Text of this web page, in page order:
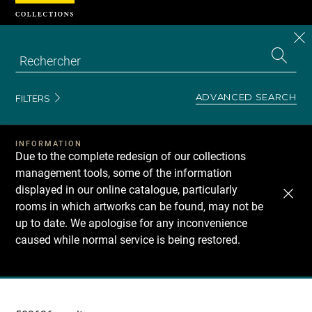
FILTERS ADVANCED SEARCH
INFORMATION
Due to the complete redesign of our collections
management tools, some of the information
displayed in our online catalogue, particularly
rooms in which artworks can be found, may not be
up to date. We apologise for any inconvenience
caused while normal service is being restored.
Recherche
Cookies management panel